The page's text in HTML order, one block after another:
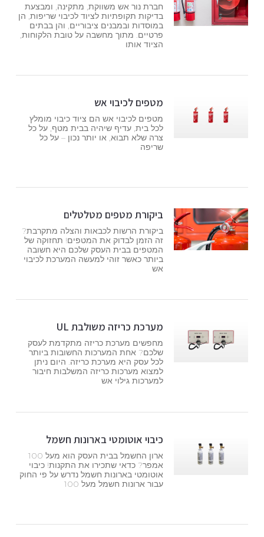
חברת נור אש משווקת, מתקינה, ומבצעת
בדיקות תקופתיות לציוד לכיבוי שריפות, הן
במוסדות ובמבנים ציבוריים, והן בבתים
פרטיים. מתוך מחשבה על טובת הלקוחות,
הציוד אותו
מטפים לכיבוי אש
מטפים לכיבוי אש הם ציוד כיבוי מומלץ
לכל בית, עדיף שיהיה בבית מטף, על כל
צרה שלא תבוא, או יותר נכון – על כל
שריפה
ביקורת מטפים מטלטלים
ביקורת הרשות לכבאות והצלה מתקרבת?
זה הזמן לבדוק את המטפים! תחזוקה של
המטפים בבית העסק שלכם היא חשובה
ביותר כאשר זוהי למעשה המערכת לכיבוי
אש
מערכת כריזה משולבת UL
מחפשים מערכת כריזה מתקדמת לעסק
שלכם? אחת המערכות החשובות ביותר
לכל עסק היא מערכת כריזה. היום ניתן
למצוא מערכות כריזה המשלבות חיבור
למערכות גילוי אש
כיבוי אוטומטי בארונות חשמל
ארון החשמל בבית העסק הוא מעל 100
אמפר? כדאי שתכירו את התקנות! כיבוי
אוטומטי בארונות חשמל נדרש על פי החוק
עבור ארונות חשמל מעל 100